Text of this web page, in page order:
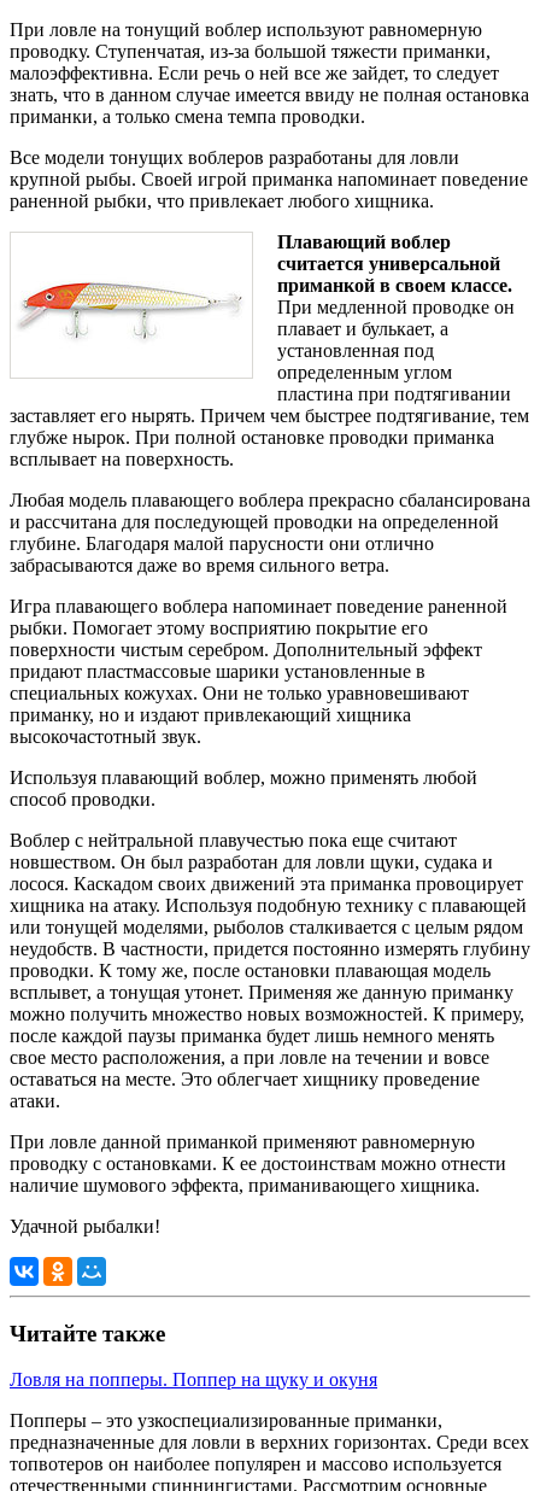
При ловле на тонущий воблер используют равномерную
проводку. Ступенчатая, из-за большой тяжести приманки,
малоэффективна. Если речь о ней все же зайдет, то следует
знать, что в данном случае имеется ввиду не полная остановка
приманки, а только смена темпа проводки.
Все модели тонущих воблеров разработаны для ловли
крупной рыбы. Своей игрой приманка напоминает поведение
раненной рыбки, что привлекает любого хищника.
Плавающий воблер
считается универсальной
приманкой в своем классе.
При медленной проводке он
плавает и булькает, а
установленная под
определенным углом
пластина при подтягивании
заставляет его нырять. Причем чем быстрее подтягивание, тем
глубже нырок. При полной остановке проводки приманка
всплывает на поверхность.
Любая модель плавающего воблера прекрасно сбалансирована
и рассчитана для последующей проводки на определенной
глубине. Благодаря малой парусности они отлично
забрасываются даже во время сильного ветра.
Игра плавающего воблера напоминает поведение раненной
рыбки. Помогает этому восприятию покрытие его
поверхности чистым серебром. Дополнительный эффект
придают пластмассовые шарики установленные в
специальных кожухах. Они не только уравновешивают
приманку, но и издают привлекающий хищника
высокочастотный звук.
Используя плавающий воблер, можно применять любой
способ проводки.
Воблер с нейтральной плавучестью пока еще считают
новшеством. Он был разработан для ловли щуки, судака и
лосося. Каскадом своих движений эта приманка провоцирует
хищника на атаку. Используя подобную технику с плавающей
или тонущей моделями, рыболов сталкивается с целым рядом
неудобств. В частности, придется постоянно измерять глубину
проводки. К тому же, после остановки плавающая модель
всплывет, а тонущая утонет. Применяя же данную приманку
можно получить множество новых возможностей. К примеру,
после каждой паузы приманка будет лишь немного менять
свое место расположения, а при ловле на течении и вовсе
оставаться на месте. Это облегчает хищнику проведение
атаки.
При ловле данной приманкой применяют равномерную
проводку с остановками. К ее достоинствам можно отнести
наличие шумового эффекта, приманивающего хищника.
Удачной рыбалки!
Читайте также
Ловля на попперы. Поппер на щуку и окуня
Попперы – это узкоспециализированные приманки,
предназначенные для ловли в верхних горизонтах. Среди всех
топвотеров он наиболее популярен и массово используется
отечественными спиннингистами. Рассмотрим основные